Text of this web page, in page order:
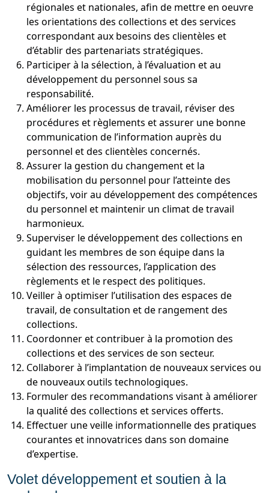
régionales et nationales, afin de mettre en oeuvre
les orientations des collections et des services
correspondant aux besoins des clientèles et
d’établir des partenariats stratégiques.
Participer à la sélection, à l’évaluation et au
développement du personnel sous sa
responsabilité.
Améliorer les processus de travail, réviser des
procédures et règlements et assurer une bonne
communication de l’information auprès du
personnel et des clientèles concernés.
Assurer la gestion du changement et la
mobilisation du personnel pour l’atteinte des
objectifs, voir au développement des compétences
du personnel et maintenir un climat de travail
harmonieux.
Superviser le développement des collections en
guidant les membres de son équipe dans la
sélection des ressources, l’application des
règlements et le respect des politiques.
Veiller à optimiser l’utilisation des espaces de
travail, de consultation et de rangement des
collections.
Coordonner et contribuer à la promotion des
collections et des services de son secteur.
Collaborer à l’implantation de nouveaux services ou
de nouveaux outils technologiques.
Formuler des recommandations visant à améliorer
la qualité des collections et services offerts.
Effectuer une veille informationnelle des pratiques
courantes et innovatrices dans son domaine
d’expertise.
Volet développement et soutien à la